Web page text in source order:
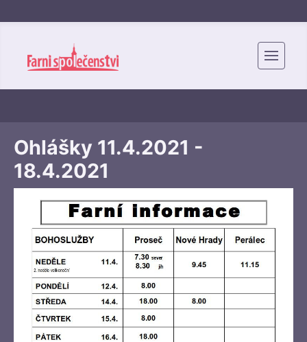
Ohlášky 11.4.2021 -
18.4.2021